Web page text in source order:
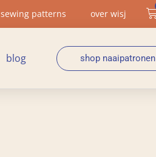
sewing patterns over wisj
blog shop naaipatronen